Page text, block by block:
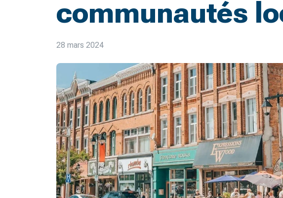
communautés
28 mars 2024